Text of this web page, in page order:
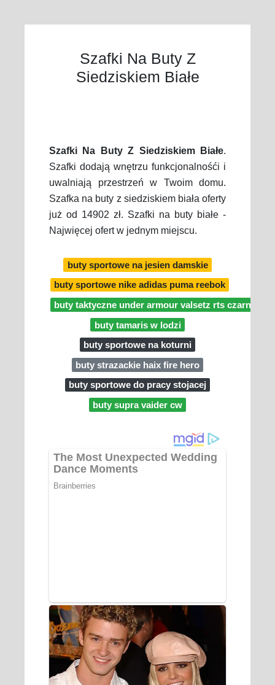
Szafki Na Buty Z
Siedziskiem Białe
Szafki Na Buty Z Siedziskiem Białe.
Szafki dodają wnętrzu funkcjonalnośći i
uwalniają przestrzeń w Twoim domu.
Szafka na buty z siedziskiem biała oferty
już od 14902 zł. Szafki na buty białe -
Najwięcej ofert w jednym miejscu.
buty sportowe na jesien damskie
buty sportowe nike adidas puma reebok
buty taktyczne under armour valsetz rts czarne
buty tamaris w lodzi
buty sportowe na koturni
buty strazackie haix fire hero
buty sportowe do pracy stojacej
buty supra vaider cw